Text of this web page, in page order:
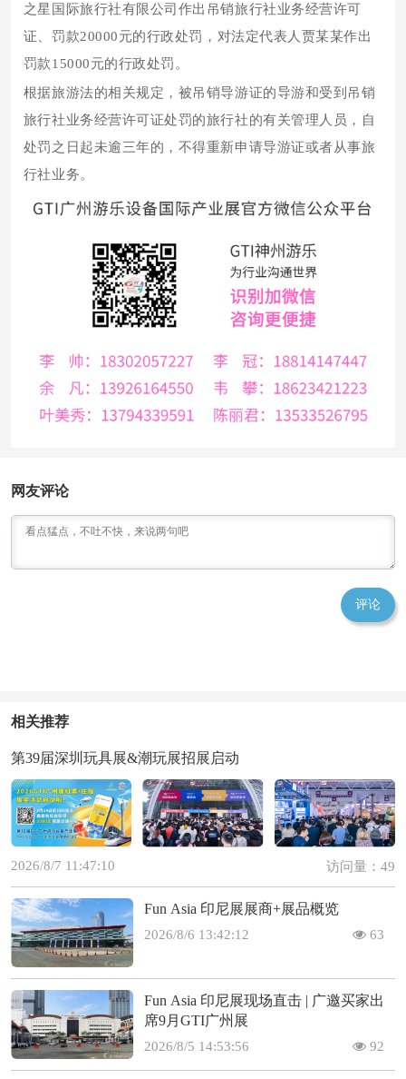
之星国际旅行社有限公司作出吊销旅行社业务经营许可
证、罚款20000元的行政处罚，对法定代表人贾某某作出
罚款15000元的行政处罚。
根据旅游法的相关规定，被吊销导游证的导游和受到吊销
旅行社业务经营许可证处罚的旅行社的有关管理人员，自
处罚之日起未逾三年的，不得重新申请导游证或者从事旅
行社业务。
网友评论
评论
相关推荐
第39届深圳玩具展&潮玩展招展启动
2026/8/7 11:47:10 访问量：49
Fun Asia 印尼展展商+展品概览
2026/8/6 13:42:12 63
Fun Asia 印尼展现场直击 | 广邀买家出
席9月GTI广州展
2026/8/5 14:53:56 92